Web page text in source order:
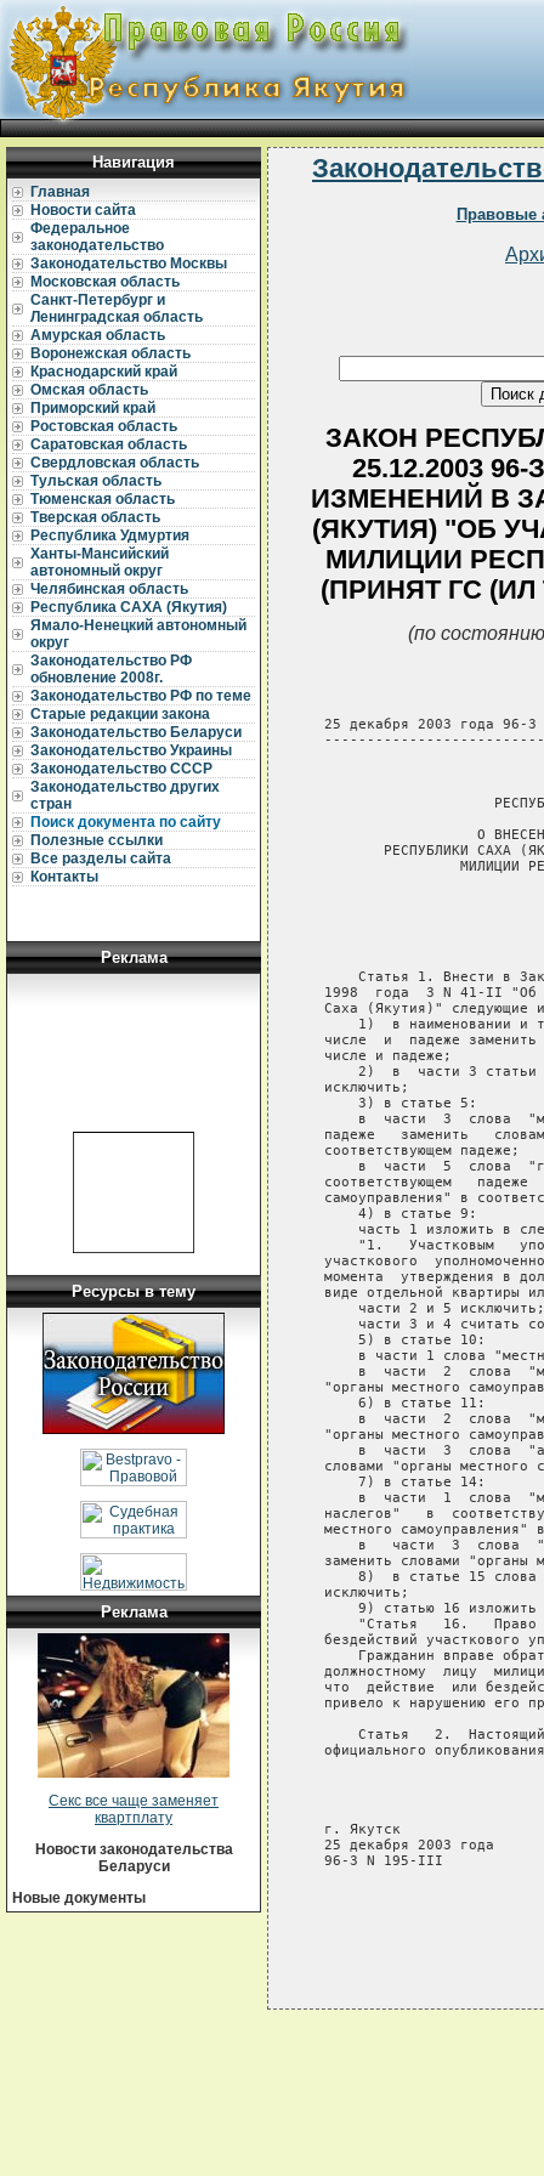
Навигация
Главная
Новости сайта
Федеральное
законодательство
Законодательство Москвы
Московская область
Санкт-Петербург и
Ленинградская область
Амурская область
Воронежская область
Краснодарский край
Омская область
Приморский край
Ростовская область
Саратовская область
Свердловская область
Тульская область
Тюменская область
Тверская область
Республика Удмуртия
Ханты-Мансийский
автономный округ
Челябинская область
Республика САХА (Якутия)
Ямало-Ненецкий автономный
округ
Законодательство РФ
обновление 2008г.
Законодательство РФ по теме
Старые редакции закона
Законодательство Беларуси
Законодательство Украины
Законодательство СССР
Законодательство других
стран
Поиск документа по сайту
Полезные ссылки
Все разделы сайта
Контакты
Реклама
Ресурсы в тему
Реклама
Секс все чаще заменяет
квартплату
Новости законодательства
Беларуси
Новые документы
Правовые
ЗАКОН
25.12.2003
ИЗМЕНЕНИЙ В
(ЯКУТИЯ) "ОБ
МИЛИЦИИ
(ПРИНЯТ ГС (ИЛ
(по
25 декабря 2003 года 96-З
О
РЕСПУБЛИКИ САХА
МИЛИЦИИ
Статья 1. Внести в
1998  года  З N 41-II
Саха (Якутия)" следующие
1)  в наименовании и
числе  и  падеже
   числе и падеже;
2)  в  части 3
   исключить;
       3) в статье 5:
в  части  3  слова
падеже   заменить
   соответствующем падеже;
в  части  5  слова
соответствующем   падеже
самоуправления" в
       4) в статье 9:
часть 1 изложить в
"1.   Участковым
участкового
момента  утверждения в
виде отдельной квартиры
       части 2 и 5 исключить;
части 3 и 4 считать
       5) в статье 10:
в части 1 слова
в  части  2  слова
"органы местного
       6) в статье 11:
в  части  2  слова
"органы местного
в  части  3  слова
словами "органы местного
       7) в статье 14:
в  части  1  слова
наслегов"   в
местного самоуправления"
в   части  3  слова
заменить словами "органы
8)  в статье 15
   исключить;
9) статью 16 изложить
"Статья   16.
бездействий участкового
Гражданин вправе
должностному  лицу
что  действие  или
привело к нарушению его
Статья   2.
официального
   г. Якутск
   25 декабря 2003 года
   96-З N 195-III